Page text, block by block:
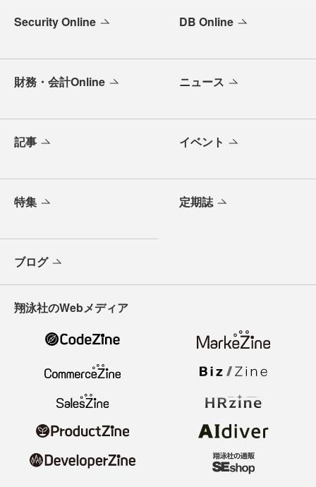
Security Online DB Online
財務・会計Online ニュース
記事 イベント
特集 定期誌
ブログ
翔泳社のWebメディア